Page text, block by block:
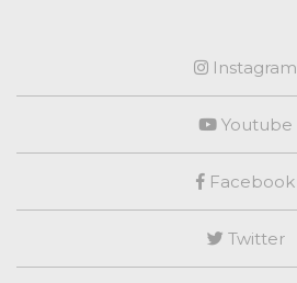
Instagram
Youtube
Facebook
Twitter